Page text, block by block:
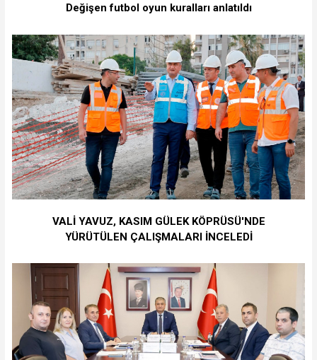
Değişen futbol oyun kuralları anlatıldı
VALİ YAVUZ, KASIM GÜLEK KÖPRÜSÜ'NDE
YÜRÜTÜLEN ÇALIŞMALARI İNCELEDİ